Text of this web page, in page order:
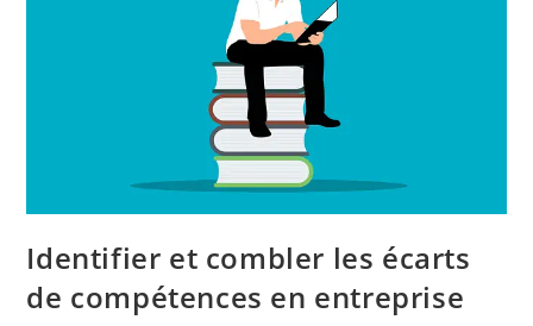
Identifier et combler les écarts
de compétences en entreprise